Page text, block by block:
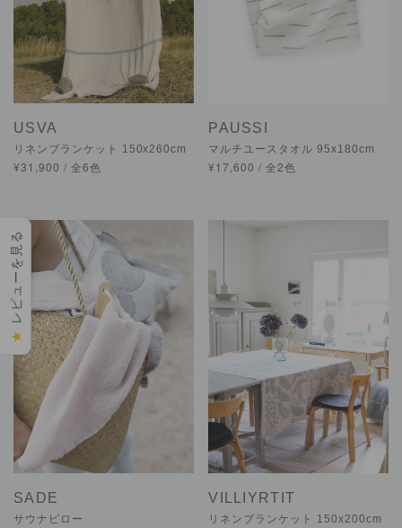
USVA
リネンブランケット 150x260cm
¥31,900 / 全6色
PAUSSI
マルチユースタオル 95x180cm
¥17,600 / 全2色
SADE
サウナピロー
VILLIYRTIT
リネンブランケット 150x200cm
★
レビューを見る